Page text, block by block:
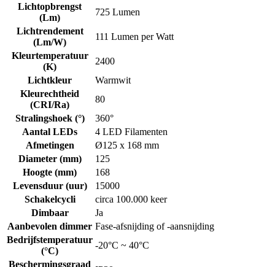
Lichtopbrengst
(Lm)
725 Lumen
Lichtrendement
(Lm/W)
111 Lumen per Watt
Kleurtemperatuur
(K)
2400
Lichtkleur
Warmwit
Kleurechtheid
(CRI/Ra)
80
Stralingshoek (°)
360°
Aantal LEDs
4 LED Filamenten
Afmetingen
Ø125 x 168 mm
Diameter (mm)
125
Hoogte (mm)
168
Levensduur (uur)
15000
Schakelcycli
circa 100.000 keer
Dimbaar
Ja
Aanbevolen dimmer Fase-afsnijding of -aansnijding
Bedrijfstemperatuur
(°C)
-20°C ~ 40°C
Beschermingsgraad